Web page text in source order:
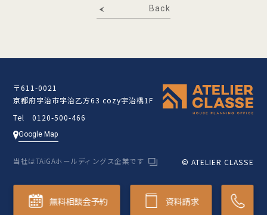
Back
〒611-0021
京都府宇治市宇治乙方63 cozy宇治橋1F
Tel 0120-500-466
Google Map
当社はTAiGAホールディングス企業です © ATELIER CLASSE
無料相談会予約 資料請求